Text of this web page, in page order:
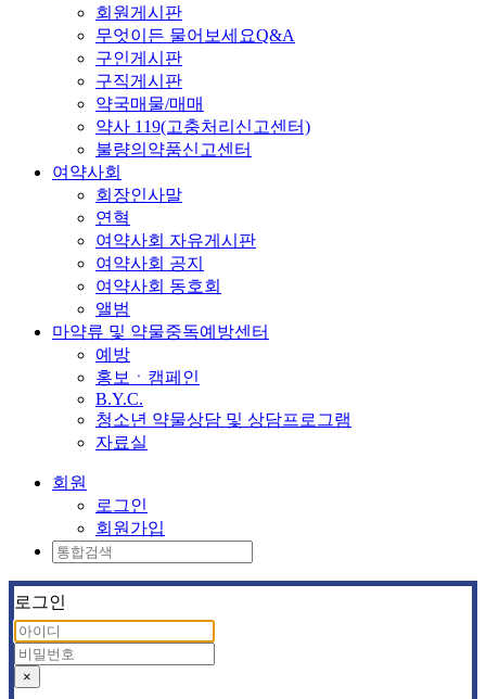
회원게시판
무엇이든 물어보세요Q&A
구인게시판
구직게시판
약국매물/매매
약사 119(고충처리신고센터)
불량의약품신고센터
여약사회
회장인사말
연혁
여약사회 자유게시판
여약사회 공지
여약사회 동호회
앨범
마약류 및 약물중독예방센터
예방
홍보ㆍ캠페인
B.Y.C.
청소년 약물상담 및 상담프로그램
자료실
회원
로그인
회원가입
로그인
×